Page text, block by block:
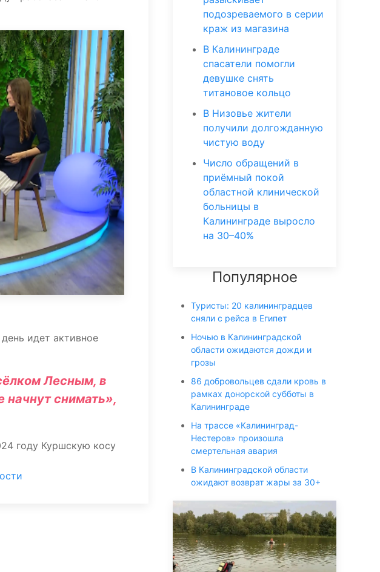
идет активное
Лесным, в
снимать»,
году Куршскую косу
подозреваемого в серии
краж из магазина
В Калининграде
спасатели помогли
девушке снять
титановое кольцо
В Низовье жители
получили долгожданную
чистую воду
Число обращений в
приёмный покой
областной клинической
больницы в
Калининграде выросло
на 30–40%
Популярное
Туристы: 20 калининградцев
сняли с рейса в Египет
Ночью в Калининградской
области ожидаются дожди и
грозы
86 добровольцев сдали кровь в
рамках донорской субботы в
Калининграде
На трассе «Калининград-
Нестеров» произошла
смертельная авария
В Калининградской области
ожидают возврат жары за 30+